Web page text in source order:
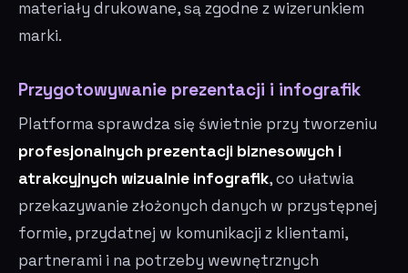
materiały drukowane, są zgodne z wizerunkiem
marki.
Przygotowywanie prezentacji i infografik
Platforma sprawdza się świetnie przy tworzeniu
profesjonalnych prezentacji biznesowych i
atrakcyjnych wizualnie infografik, co ułatwia
przekazywanie złożonych danych w przystępnej
formie, przydatnej w komunikacji z klientami,
partnerami i na potrzeby wewnętrznych